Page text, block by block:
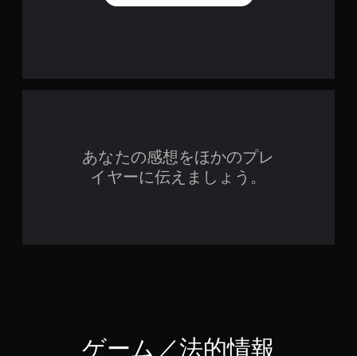
あなたの感想をほかのプレ
イヤーに伝えましょう。
ゲーム／法的情報